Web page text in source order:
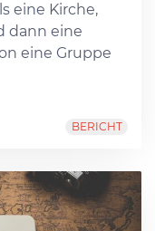
eine Kirche,
dann eine
eine Gruppe
BERICHT